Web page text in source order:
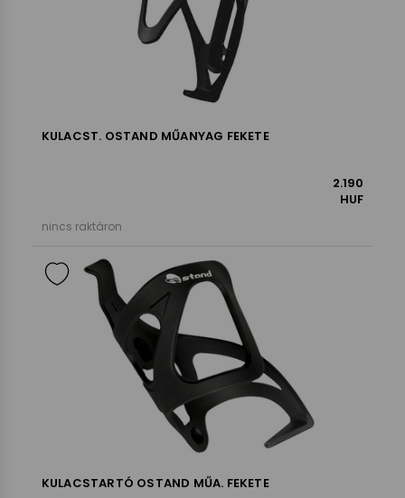
KULACST. OSTAND MŰANYAG FEKETE
2.190
HUF
nincs raktáron
KULACSTARTÓ OSTAND MŰA. FEKETE